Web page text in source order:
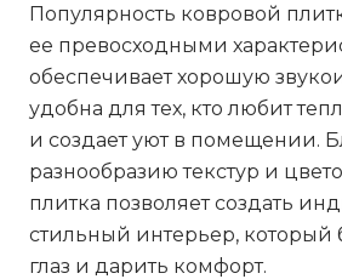
Популярность ковровой
ее превосходными
обеспечивает хорошую
удобна для тех, кто любит
и создает уют в помещении.
разнообразию текстур и
плитка позволяет создать
стильный интерьер, который
глаз и дарить комфорт.